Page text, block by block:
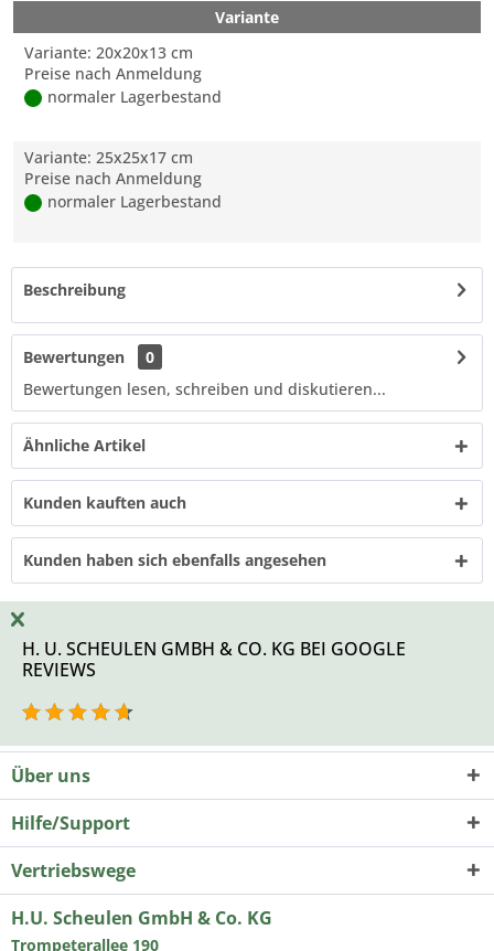
Variante
Variante: 20x20x13 cm
Preise nach Anmeldung
normaler Lagerbestand
Variante: 25x25x17 cm
Preise nach Anmeldung
normaler Lagerbestand
Beschreibung
Bewertungen
0
Bewertungen lesen, schreiben und diskutieren...
Ähnliche Artikel
Kunden kauften auch
Kunden haben sich ebenfalls angesehen
H. U. SCHEULEN GMBH & CO. KG BEI GOOGLE
REVIEWS
Über uns
Hilfe/Support
Vertriebswege
H.U. Scheulen GmbH & Co. KG
Trompeterallee 190